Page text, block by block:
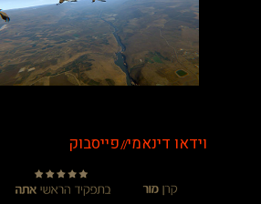
וידאו דינאמי//פייסבוק